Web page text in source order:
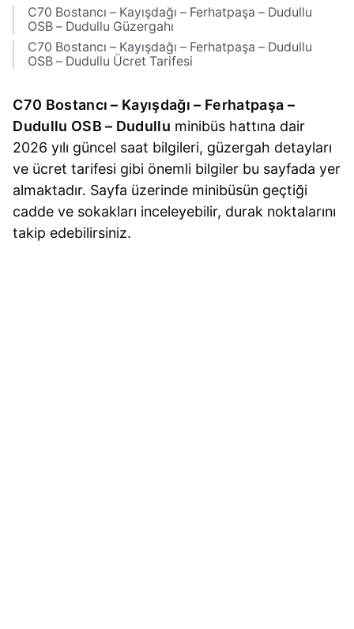
C70 Bostancı – Kayışdağı – Ferhatpaşa – Dudullu
OSB – Dudullu Güzergahı
C70 Bostancı – Kayışdağı – Ferhatpaşa – Dudullu
OSB – Dudullu Ücret Tarifesi
C70 Bostancı – Kayışdağı – Ferhatpaşa –
Dudullu OSB – Dudullu minibüs hattına dair
2026 yılı güncel saat bilgileri, güzergah detayları
ve ücret tarifesi gibi önemli bilgiler bu sayfada yer
almaktadır. Sayfa üzerinde minibüsün geçtiği
cadde ve sokakları inceleyebilir, durak noktalarını
takip edebilirsiniz.